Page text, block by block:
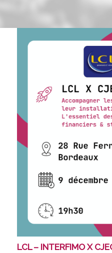
LCL – INTERFIMO X